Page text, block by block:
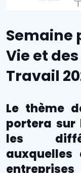
Semaine
Vie et
Travail
Le thème
portera sur
les